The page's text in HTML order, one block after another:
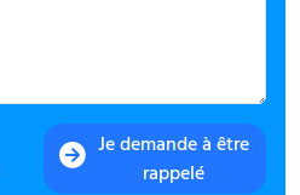
Je demande à être
rappelé